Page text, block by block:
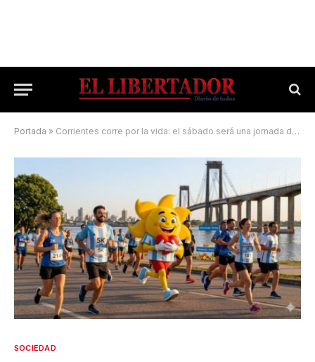
Portada » Corrientes corre por la vida: el sábado será una jornada dedicada a la donación de órganos
SOCIEDAD